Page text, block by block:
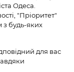
Одеса.
"Пріоритет"
з будь-яких
для вас